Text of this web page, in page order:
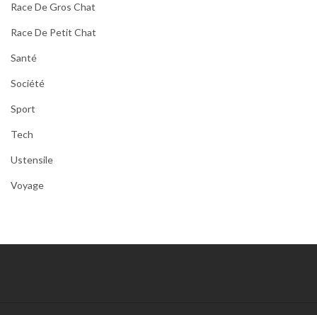
Race De Gros Chat
Race De Petit Chat
Santé
Société
Sport
Tech
Ustensile
Voyage